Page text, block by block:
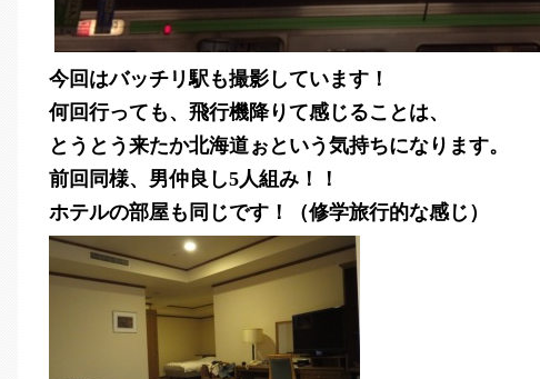
今回はバッチリ駅も撮影しています！
何回行っても、飛行機降りて感じることは、
とうとう来たか北海道ぉという気持ちになります。
前回同様、男仲良し5人組み！！
ホテルの部屋も同じです！（修学旅行的な感じ）